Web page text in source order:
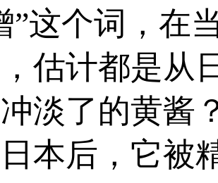
”这个词，在
估计都是
淡了的黄酱
本后，它